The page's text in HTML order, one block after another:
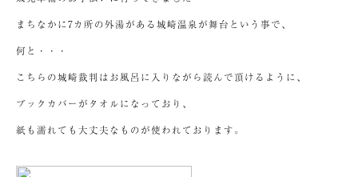
まちなかに7カ所の外湯がある城崎温泉が舞台という事で、
何と・・・
こちらの城崎裁判はお風呂に入りながら読んで頂けるように、
ブックカバーがタオルになっており、
紙も濡れても大丈夫なものが使われております。